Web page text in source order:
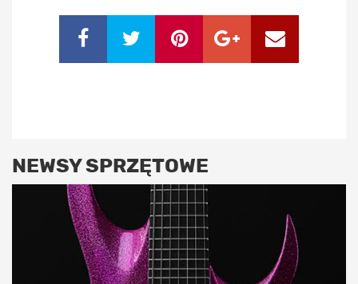
NEWSY SPRZĘTOWE